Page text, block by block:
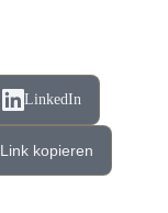
LinkedIn
Link kopieren